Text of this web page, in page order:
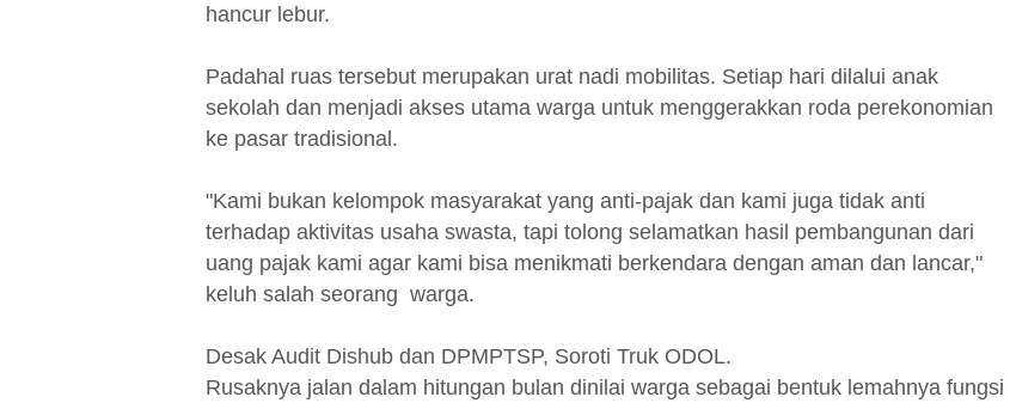
hancur lebur.
Padahal ruas tersebut merupakan urat nadi mobilitas. Setiap hari dilalui anak
sekolah dan menjadi akses utama warga untuk menggerakkan roda perekonomian
ke pasar tradisional.
"Kami bukan kelompok masyarakat yang anti-pajak dan kami juga tidak anti
terhadap aktivitas usaha swasta, tapi tolong selamatkan hasil pembangunan dari
uang pajak kami agar kami bisa menikmati berkendara dengan aman dan lancar,"
keluh salah seorang warga.
Desak Audit Dishub dan DPMPTSP, Soroti Truk ODOL.
Rusaknya jalan dalam hitungan bulan dinilai warga sebagai bentuk lemahnya fungsi